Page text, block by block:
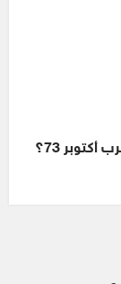
أكتوبر 73؟